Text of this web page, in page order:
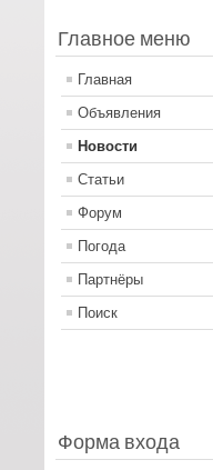
Главное меню
Главная
Объявления
Новости
Статьи
Форум
Погода
Партнёры
Поиск
Форма входа